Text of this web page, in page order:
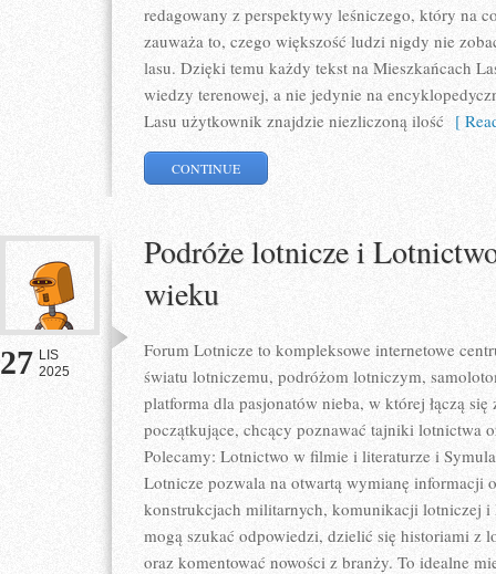
redagowany z perspektywy leśniczego, który na
zauważa to, czego większość ludzi nigdy nie
lasu. Dzięki temu każdy tekst na Mieszkańcach
wiedzy terenowej, a nie jedynie na
Lasu użytkownik znajdzie niezliczoną ilość [
CONTINUE
27 LIS
2025
Podróże lotnicze i
wieku
Forum Lotnicze to kompleksowe internetowe
światu lotniczemu, podróżom lotniczym,
platforma dla pasjonatów nieba, w której łączą
początkujące, chcący poznawać tajniki lotnictwa
Polecamy: Lotnictwo w filmie i literaturze i
Lotnicze pozwala na otwartą wymianę informacji
konstrukcjach militarnych, komunikacji lotniczej
mogą szukać odpowiedzi, dzielić się historiami z
oraz komentować nowości z branży. To idealne